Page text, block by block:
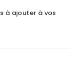
à ajouter à vos